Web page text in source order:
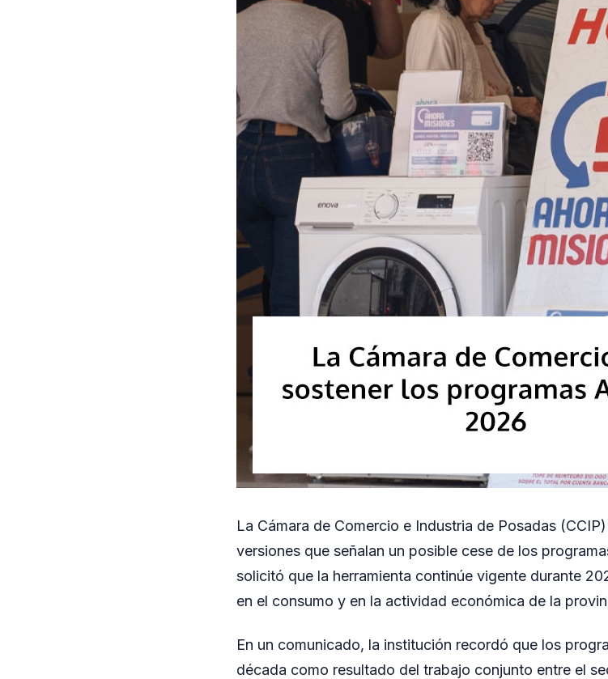
La Cámara de Comercio e Industria de Posadas
versiones que señalan un posible cese de los
solicitó que la herramienta continúe vigente durante
en el consumo y en la actividad económica de la
En un comunicado, la institución recordó que los
década como resultado del trabajo conjunto entre el